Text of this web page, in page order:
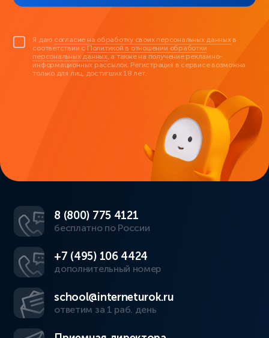
Я даю согласие на обработку своих персональных данныхв
соответствии с Политикой в отношении обработки
персональных данных, а также на получение рекламно-
информационных рассылок. Регистрация в сервисе возможна
только для лиц, достигших 18 лет.
8 (800) 775 4121
бесплатно по России
+7 (495) 106 4424
дополнительный номер
school@interneturok.ru
ответим за 1 раб. день